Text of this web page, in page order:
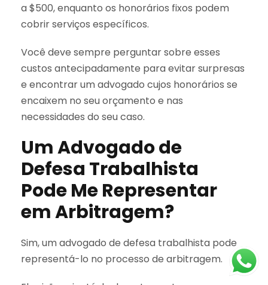
a $500, enquanto os honorários fixos podem
cobrir serviços específicos.
Você deve sempre perguntar sobre esses
custos antecipadamente para evitar surpresas
e encontrar um advogado cujos honorários se
encaixem no seu orçamento e nas
necessidades do seu caso.
Um Advogado de
Defesa Trabalhista
Pode Me Representar
em Arbitragem?
Sim, um advogado de defesa trabalhista pode
representá-lo no processo de arbitragem.